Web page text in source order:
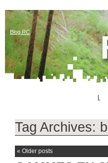
Blog RC
Tag Archives:
« Older posts